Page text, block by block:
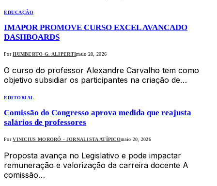
EDUCAÇÃO
IMAPOR PROMOVE CURSO EXCEL AVANCADO
DASHBOARDS
Por HUMBERTO G. ALIPERTImaio 20, 2026
O curso do professor Alexandre Carvalho tem como
objetivo subsidiar os participantes na criação de…
EDITORIAL
Comissão do Congresso aprova medida que reajusta
salários de professores
Por VINICIUS MORORÓ - JORNALISTA ATÍPICOmaio 20, 2026
Proposta avança no Legislativo e pode impactar
remuneração e valorização da carreira docente A
comissão…